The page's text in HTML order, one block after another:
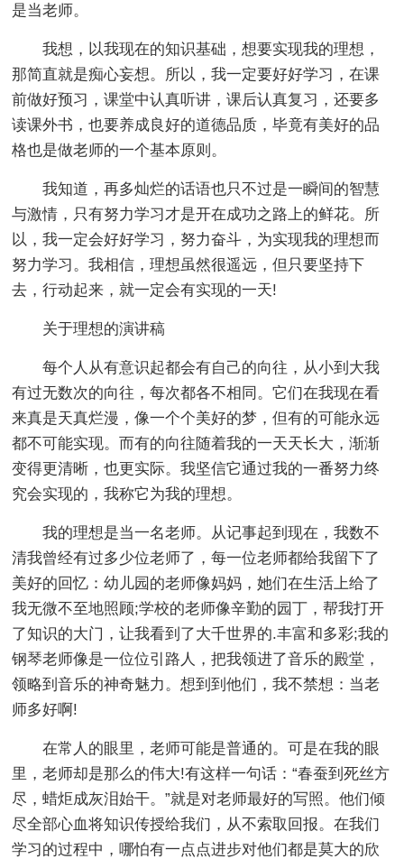
是当老师。
我想，以我现在的知识基础，想要实现我的理想，
那简直就是痴心妄想。所以，我一定要好好学习，在课
前做好预习，课堂中认真听讲，课后认真复习，还要多
读课外书，也要养成良好的道德品质，毕竟有美好的品
格也是做老师的一个基本原则。
我知道，再多灿烂的话语也只不过是一瞬间的智慧
与激情，只有努力学习才是开在成功之路上的鲜花。所
以，我一定会好好学习，努力奋斗，为实现我的理想而
努力学习。我相信，理想虽然很遥远，但只要坚持下
去，行动起来，就一定会有实现的一天!
关于理想的演讲稿
每个人从有意识起都会有自己的向往，从小到大我
有过无数次的向往，每次都各不相同。它们在我现在看
来真是天真烂漫，像一个个美好的梦，但有的可能永远
都不可能实现。而有的向往随着我的一天天长大，渐渐
变得更清晰，也更实际。我坚信它通过我的一番努力终
究会实现的，我称它为我的理想。
我的理想是当一名老师。从记事起到现在，我数不
清我曾经有过多少位老师了，每一位老师都给我留下了
美好的回忆：幼儿园的老师像妈妈，她们在生活上给了
我无微不至地照顾;学校的老师像辛勤的园丁，帮我打开
了知识的大门，让我看到了大千世界的.丰富和多彩;我的
钢琴老师像是一位位引路人，把我领进了音乐的殿堂，
领略到音乐的神奇魅力。想到到他们，我不禁想：当老
师多好啊!
在常人的眼里，老师可能是普通的。可是在我的眼
里，老师却是那么的伟大!有这样一句话：“春蚕到死丝方
尽，蜡炬成灰泪始干。”就是对老师最好的写照。他们倾
尽全部心血将知识传授给我们，从不索取回报。在我们
学习的过程中，哪怕有一点点进步对他们都是莫大的欣